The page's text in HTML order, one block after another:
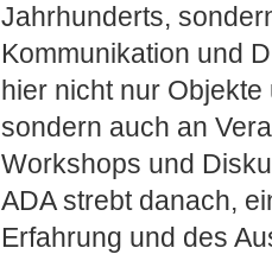
Jahrhunderts,
Kommunikation und
hier nicht nur
sondern auch an
Workshops und
ADA strebt danach,
Erfahrung und des